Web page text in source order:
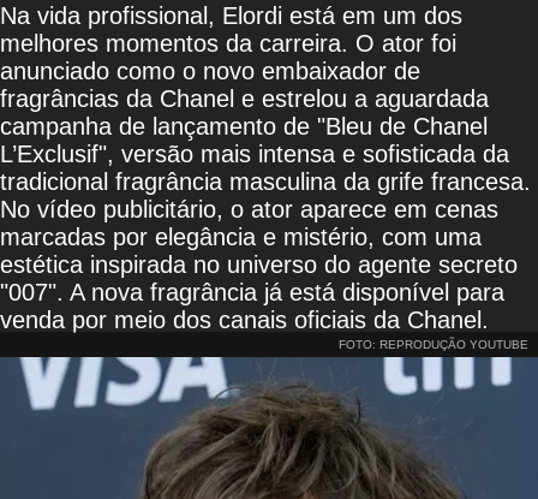
Na vida profissional, Elordi está em um dos
melhores momentos da carreira. O ator foi
anunciado como o novo embaixador de
fragrâncias da Chanel e estrelou a aguardada
campanha de lançamento de "Bleu de Chanel
L’Exclusif", versão mais intensa e sofisticada da
tradicional fragrância masculina da grife francesa.
No vídeo publicitário, o ator aparece em cenas
marcadas por elegância e mistério, com uma
estética inspirada no universo do agente secreto
"007". A nova fragrância já está disponível para
venda por meio dos canais oficiais da Chanel.
FOTO: REPRODUÇÃO YOUTUBE